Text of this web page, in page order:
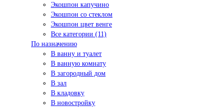
Экошпон капучино
Экошпон со стеклом
Экошпон цвет венге
Все категории (11)
По назначению
В ванну и туалет
В ванную комнату
В загородный дом
В зал
В кладовку
В новостройку